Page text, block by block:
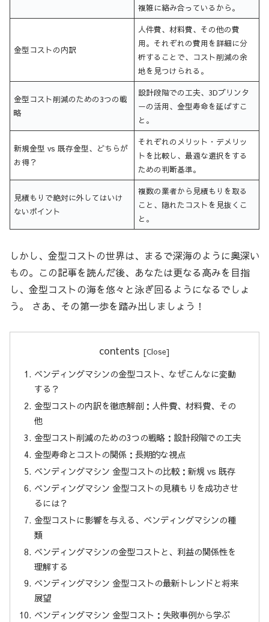
複雑に絡み合っているから。
金型コストの内訳
人件費、材料費、その他の費
用。それぞれの費用を詳細に分
析することで、コスト削減の余
地を見つけられる。
金型コスト削減のための3つの戦
略
設計段階での工夫、3Dプリンタ
ーの活用、金型寿命を延ばすこ
と。
新規金型 vs 既存金型、どちらが
お得？
それぞれのメリット・デメリッ
トを比較し、最適な選択をする
ための判断基準。
見積もりで絶対に外してはいけ
ないポイント
複数の業者から見積もりを取る
こと、隠れたコストを見抜くこ
と。
しかし、金型コストの世界は、まるで深海のように奥深い
もの。この記事を読んだ後、あなたは更なる高みを目指
し、金型コストの海を悠々と泳ぎ回るようになるでしょ
う。 さあ、その第一歩を踏み出しましょう！
contents
ベンディングマシンの金型コスト、なぜこんなに変動
する？
金型コストの内訳を徹底解剖：人件費、材料費、その
他
金型コスト削減のための3つの戦略：設計段階での工夫
金型寿命とコストの関係：長期的な視点
ベンディングマシン 金型コストの比較：新規 vs 既存
ベンディングマシン 金型コストの見積もりを成功させ
るには？
金型コストに影響を与える、ベンディングマシンの種
類
ベンディングマシンの金型コストと、利益の関係性を
理解する
ベンディングマシン 金型コストの最新トレンドと将来
展望
ベンディングマシン 金型コスト：失敗事例から学ぶ